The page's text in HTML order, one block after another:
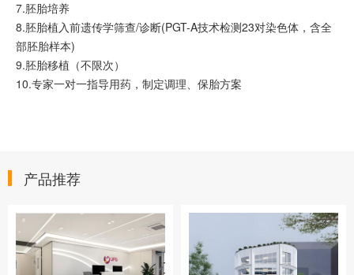
7.胚胎培养
8.胚胎植入前遗传学筛查/诊断(PGT-A技术检测23对染色体，含全
部胚胎样本)
9.胚胎移植（不限次）
10.专家一对一指导用药，制定调理、保胎方案
产品推荐